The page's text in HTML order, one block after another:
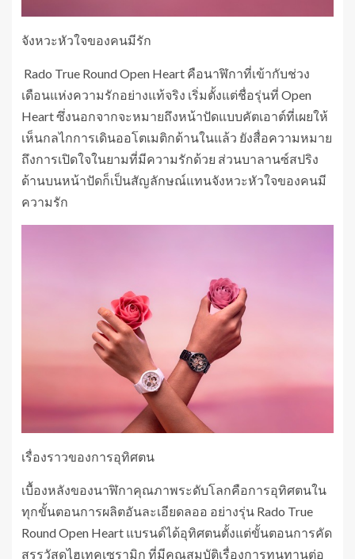
จังหวะหัวใจของคนมีรัก
Rado True Round Open Heart คือนาฬิกาที่เข้ากับช่วง
เดือนแห่งความรักอย่างแท้จริง เริ่มตั้งแต่ชื่อรุ่นที่ Open
Heart ซึ่งนอกจากจะหมายถึงหน้าปัดแบบคัตเอาต์ที่เผยให้
เห็นกลไกการเดินออโตเมติกด้านในแล้ว ยังสื่อความหมาย
ถึงการเปิดใจในยามที่มีความรักด้วย ส่วนบาลานซ์สปริง
ด้านบนหน้าปัดก็เป็นสัญลักษณ์แทนจังหวะหัวใจของคนมี
ความรัก
เรื่องราวของการอุทิศตน
เบื้องหลังของนาฬิกาคุณภาพระดับโลกคือการอุทิศตนใน
ทุกขั้นตอนการผลิตอันละเอียดลออ อย่างรุ่น Rado True
Round Open Heart แบรนด์ได้อุทิศตนตั้งแต่ขั้นตอนการคัด
สรรวัสดุไฮเทคเซรามิก ที่มีคุณสมบัติเรื่องการทนทานต่อ